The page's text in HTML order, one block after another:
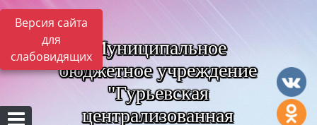
Версия сайта
для
слабовидящих Муниципальное
бюджетное учреждение
"Гурьевская
централизованная